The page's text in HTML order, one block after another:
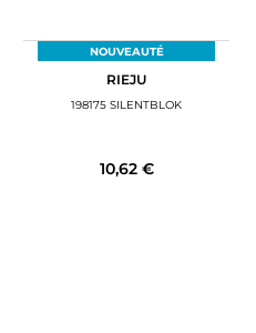
NOUVEAUTÉ
RIEJU
198175 SILENTBLOK
10,62 €